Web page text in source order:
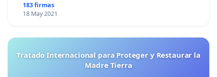
183 firmas
18 May 2021
Tratado Internacional para Proteger y Restaurar la
Madre Tierra